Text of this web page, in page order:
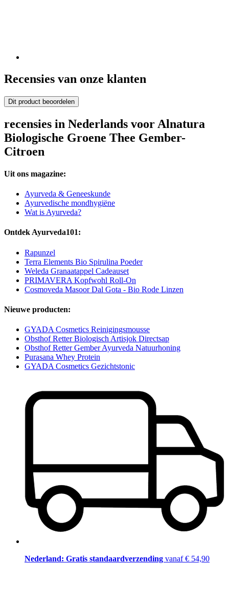
Recensies van onze klanten
Dit product beoordelen
recensies in Nederlands voor Alnatura
Biologische Groene Thee Gember-
Citroen
Uit ons magazine:
Ayurveda & Geneeskunde
Ayurvedische mondhygiëne
Wat is Ayurveda?
Ontdek Ayurveda101:
Rapunzel
Terra Elements Bio Spirulina Poeder
Weleda Granaatappel Cadeauset
PRIMAVERA Kopfwohl Roll-On
Cosmoveda Masoor Dal Gota - Bio Rode Linzen
Nieuwe producten:
GYADA Cosmetics Reinigingsmousse
Obsthof Retter Biologisch Artisjok Directsap
Obsthof Retter Gember Ayurveda Natuurhoning
Purasana Whey Protein
GYADA Cosmetics Gezichtstonic
Nederland: Gratis standaardverzending vanaf € 54,90